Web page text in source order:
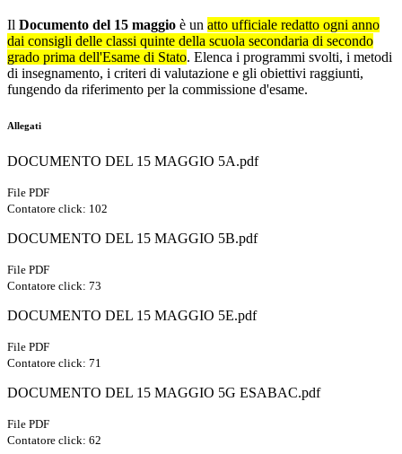
Il Documento del 15 maggio è un atto ufficiale redatto ogni anno
dai consigli delle classi quinte della scuola secondaria di secondo
grado prima dell'Esame di Stato. Elenca i programmi svolti, i metodi
di insegnamento, i criteri di valutazione e gli obiettivi raggiunti,
fungendo da riferimento per la commissione d'esame.
Allegati
DOCUMENTO DEL 15 MAGGIO 5A.pdf
File PDF
Contatore click: 102
DOCUMENTO DEL 15 MAGGIO 5B.pdf
File PDF
Contatore click: 73
DOCUMENTO DEL 15 MAGGIO 5E.pdf
File PDF
Contatore click: 71
DOCUMENTO DEL 15 MAGGIO 5G ESABAC.pdf
File PDF
Contatore click: 62